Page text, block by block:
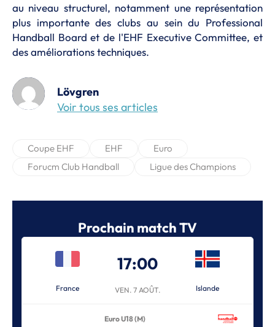
au niveau structurel, notamment une représentation
plus importante des clubs au sein du Professional
Handball Board et de l'EHF Executive Committee, et
des améliorations techniques.
Lövgren
Voir tous ses articles
Coupe EHF EHF
Euro
Forucm Club Handball
Ligue des Champions
Prochain match TV
France
17:00
VEN. 7 AOÛT. Islande
Euro U18 (M)